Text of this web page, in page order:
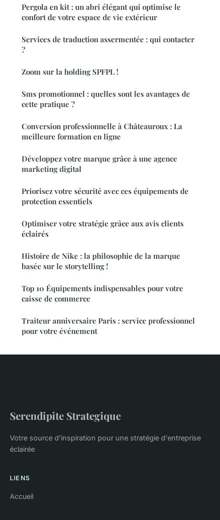
Pergola en kit : un abri élégant qui optimise le
confort de votre espace de vie extérieur
Services de traduction assermentée : qui contacter
?
Zoom sur la holding SPFPL !
Sms promotionnel : quelles sont les avantages de
cette pratique ?
Conversion professionnelle à Châteauroux : La
meilleure formation en ligne
Développez votre marque grâce à une agence
marketing digital
Priorisez votre sécurité avec ces équipements de
protection essentiels
Optimiser votre stratégie grâce aux avis clients
éclairés
Histoire de Nike : la philosophie de la marque
basée sur le storytelling !
Top 10 Équipements indispensables pour votre
caisse de commerce
Traiteur anniversaire Paris : service professionnel
pour votre événement
Serendipite Strategique
Votre source d'inspiration pour une stratégie d'entreprise
éclairée
LIENS
Accueil